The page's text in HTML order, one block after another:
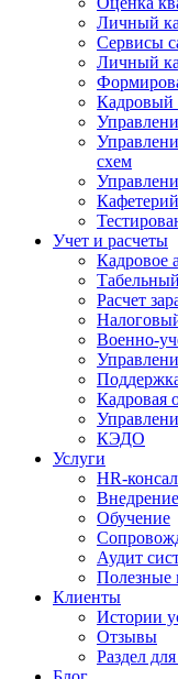
Личный
Сервисы
Личный
Кадровый
схем
Учет и расчеты
Кадровое
Расчет
Военно-
Кадровая
КЭДО
Услуги
HR-
Внедрение
Обучение
Аудит
Полезные
Клиенты
Истории
Отзывы
Раздел